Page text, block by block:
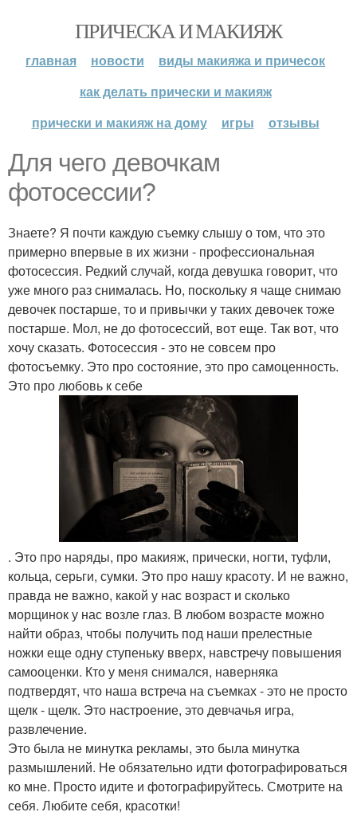
ПРИЧЕСКА И МАКИЯЖ
главная новости
виды макияжа и причесок
как делать прически и макияж
прически и макияж на дому
игры отзывы
Для чего девочкам
фотосессии?
Знаете? Я почти каждую съемку слышу о том, что это
примерно впервые в их жизни - профессиональная
фотосессия. Редкий случай, когда девушка говорит, что
уже много раз снималась. Но, поскольку я чаще снимаю
девочек постарше, то и привычки у таких девочек тоже
постарше. Мол, не до фотосессий, вот еще. Так вот, что
хочу сказать. Фотосессия - это не совсем про
фотосъемку. Это про состояние, это про самоценность.
Это про любовь к себе
. Это про наряды, про макияж, прически, ногти, туфли,
кольца, серьги, сумки. Это про нашу красоту. И не важно,
правда не важно, какой у нас возраст и сколько
морщинок у нас возле глаз. В любом возрасте можно
найти образ, чтобы получить под наши прелестные
ножки еще одну ступеньку вверх, навстречу повышения
самооценки. Кто у меня снимался, наверняка
подтвердят, что наша встреча на съемках - это не просто
щелк - щелк. Это настроение, это девчачья игра,
развлечение.
Это была не минутка рекламы, это была минутка
размышлений. Не обязательно идти фотографироваться
ко мне. Просто идите и фотографируйтесь. Смотрите на
себя. Любите себя, красотки!